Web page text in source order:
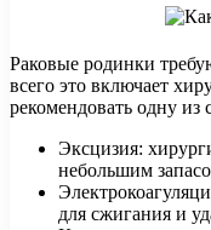
Раковые родинки
всего это включает
рекомендовать одну
Эксцизия:
небольшим
для сжигания и